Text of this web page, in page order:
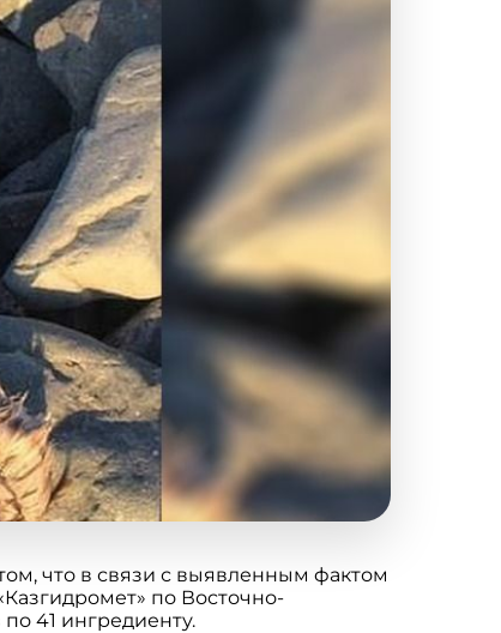
что в связи с выявленным фактом
по Восточно-
41 ингредиенту.